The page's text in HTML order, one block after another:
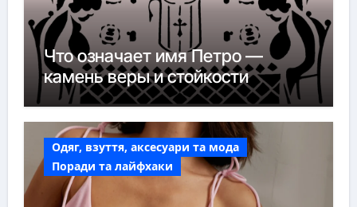
Что означает имя Петро —
камень веры и стойкости
Одяг, взуття, аксесуари та мода
Поради та лайфхаки